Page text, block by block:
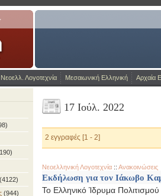
Η Πύλη για την ελληνική
Νεοελλ. Λογοτεχνία Μεσαιωνική Ελληνική Αρχαία
(4122)
(944)
17 Ιούλ. 2022
2 εγγραφές [1 - 2]
Νεοελληνική Λογοτεχνία :: Ανακοινώσεις
Εκδήλωση για τον Ιάκωβο
Το Ελληνικό Ίδρυμα